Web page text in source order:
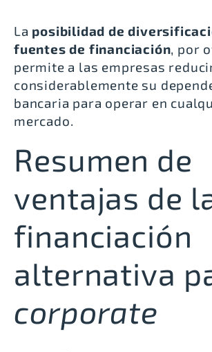
La posibilidad de
fuentes de financiación, por
permite a las empresas
considerablemente su
bancaria para operar en
mercado.
Resumen de
ventajas de
financiación
alternativa
corporate